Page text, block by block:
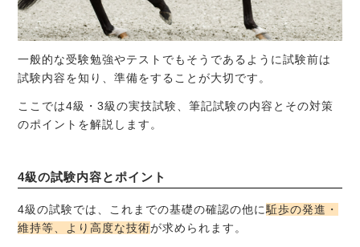
一般的な受験勉強やテストでもそうであるように試験前は
試験内容を知り、準備をすることが大切です。
ここでは4級・3級の実技試験、筆記試験の内容とその対策
のポイントを解説します。
4級の試験内容とポイント
4級の試験では、これまでの基礎の確認の他に駈歩の発進・
維持等、より高度な技術が求められます。